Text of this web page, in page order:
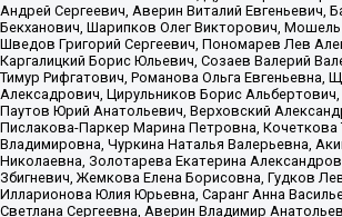
Андрей Сергеевич, Аверин Виталий Евгеньевич,
Бекханович, Шарипков Олег Викторович,
Шведов Григорий Сергеевич, Пономарев Лев
Каргалицкий Борис Юльевич, Созаев Валерий
Тимур Рифгатович, Романова Ольга Евгеньевна,
Алексадрович, Цирульников Борис Альбертович,
Паутов Юрий Анатольевич, Верховский
Пислакова-Паркер Марина Петровна, Кочеткова
Владимировна, Чуркина Наталья Валерьевна,
Николаевна, Золотарева Екатерина
Збигневич, Жемкова Елена Борисовна, Гудков
Илларионова Юлия Юрьевна, Саранг Анна
Светлана Сергеевна, Аверин Владимир